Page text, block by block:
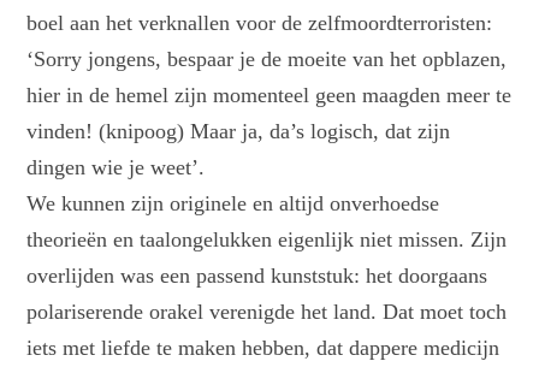
boel aan het verknallen voor de zelfmoordterroristen:
‘Sorry jongens, bespaar je de moeite van het opblazen,
hier in de hemel zijn momenteel geen maagden meer te
vinden! (knipoog) Maar ja, da’s logisch, dat zijn
dingen wie je weet’.
We kunnen zijn originele en altijd onverhoedse
theorieën en taalongelukken eigenlijk niet missen. Zijn
overlijden was een passend kunststuk: het doorgaans
polariserende orakel verenigde het land. Dat moet toch
iets met liefde te maken hebben, dat dappere medicijn